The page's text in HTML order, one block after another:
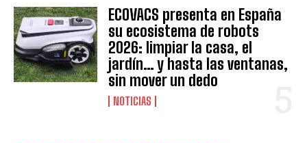
ECOVACS presenta en España
su ecosistema de robots
2026: limpiar la casa, el
jardín… y hasta las ventanas,
sin mover un dedo
NOTICIAS